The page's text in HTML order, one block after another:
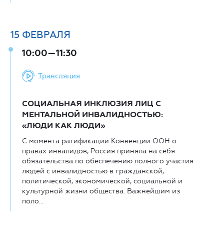
15 ФЕВРАЛЯ
10:00—11:30
Трансляция
СОЦИАЛЬНАЯ ИНКЛЮЗИЯ ЛИЦ С
МЕНТАЛЬНОЙ ИНВАЛИДНОСТЬЮ:
«ЛЮДИ КАК ЛЮДИ»
С момента ратификации Конвенции ООН о
правах инвалидов, Россия приняла на себя
обязательства по обеспечению полного участия
людей с инвалидностью в гражданской,
политической, экономической, социальной и
культурной жизни общества. Важнейшим из
поло...